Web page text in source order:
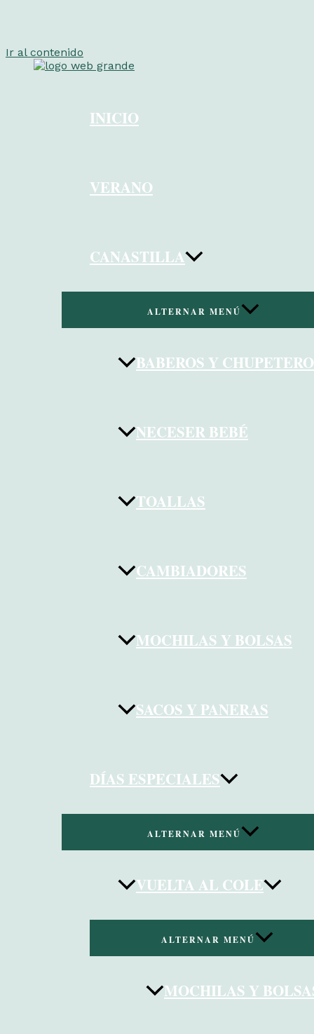
Ir al contenido
INICIO
VERANO
CANASTILLA
ALTERNAR MENÚ
BABEROS Y
NECESER BEBÉ
TOALLAS
CAMBIADORES
MOCHILAS Y BOLSAS
SACOS Y PANERAS
DÍAS ESPECIALES
ALTERNAR MENÚ
VUELTA AL COLE
ALTERNAR MENÚ
MOCHILAS Y